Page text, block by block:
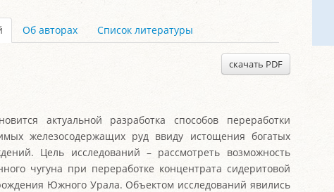
Об авторах Список литературы
скачать PDF
актуальной разработка способов переработки
железосодержащих руд ввиду истощения богатых
Цель исследований – рассмотреть возможность
чугуна при переработке концентрата сидеритовой
Южного Урала. Объектом исследований явились